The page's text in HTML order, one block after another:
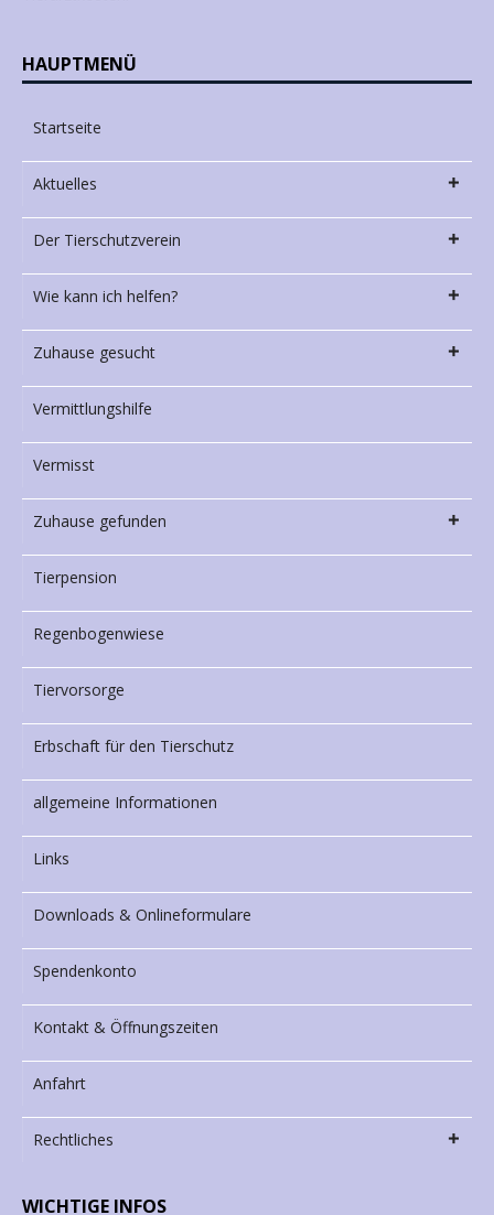
HAUPTMENÜ
Startseite
Aktuelles
Der Tierschutzverein
Wie kann ich helfen?
Zuhause gesucht
Vermittlungshilfe
Vermisst
Zuhause gefunden
Tierpension
Regenbogenwiese
Tiervorsorge
Erbschaft für den Tierschutz
allgemeine Informationen
Links
Downloads & Onlineformulare
Spendenkonto
Kontakt & Öffnungszeiten
Anfahrt
Rechtliches
WICHTIGE INFOS